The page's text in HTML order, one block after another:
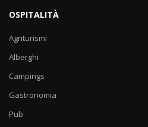
OSPITALITÀ
Agriturismi
Alberghi
Campings
Gastronomia
Pub